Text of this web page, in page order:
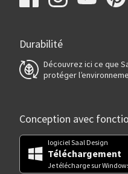
Durabilité
Découvrez ici ce que
protéger
Conception avec
logiciel Saal Design
Téléchargement
Je télécharge sur